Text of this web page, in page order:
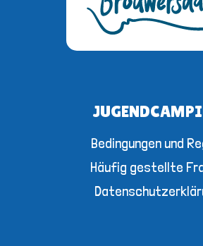
Bedingungen und
Häufig gestellte